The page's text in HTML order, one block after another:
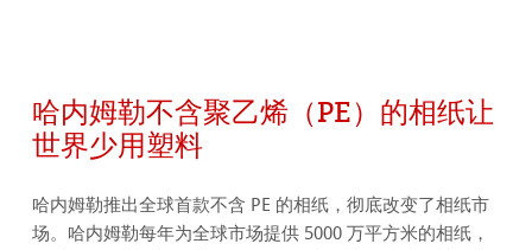
哈内姆勒不含聚乙烯（PE）的相纸让
世界少用塑料
哈内姆勒推出全球首款不含 PE 的相纸，彻底改变了相纸市
场。哈内姆勒每年为全球市场提供 5000 万平方米的相纸，